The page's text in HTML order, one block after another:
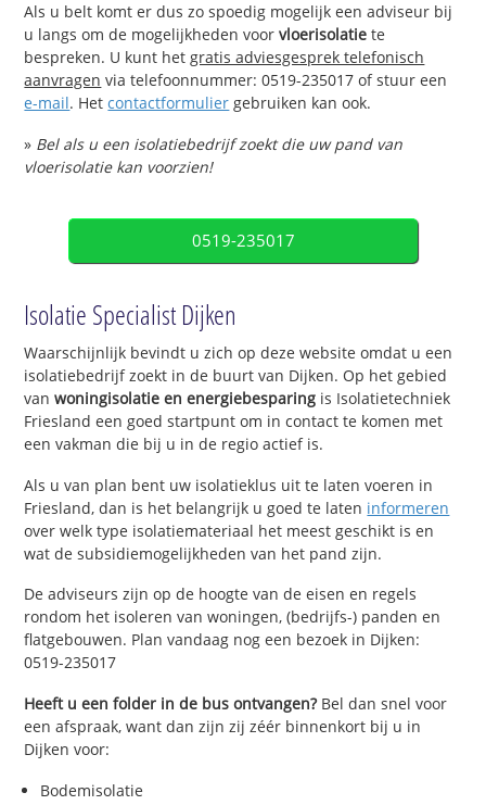
Als u belt komt er dus zo spoedig mogelijk een adviseur bij
u langs om de mogelijkheden voorvloerisolatie te
bespreken. U kunt hetgratis adviesgesprek telefonisch
aanvragen via telefoonnummer: 0519-235017 of stuur een
e-mail. Hetcontactformulier gebruiken kan ook.
» Bel als u een isolatiebedrijf zoekt die uw pand van
vloerisolatie kan voorzien!
0519-235017
Isolatie Specialist Dijken
Waarschijnlijk bevindt u zich op deze website omdat u een
isolatiebedrijf zoekt in de buurt van Dijken. Op het gebied
vanwoningisolatie en energiebesparing is Isolatietechniek
Friesland een goed startpunt om in contact te komen met
een vakman die bij u in de regio actief is.
Als u van plan bent uw isolatieklus uit te laten voeren in
Friesland, dan is het belangrijk u goed te laten informeren
over welk type isolatiemateriaal het meest geschikt is en
wat de subsidiemogelijkheden van het pand zijn.
De adviseurs zijn op de hoogte van de eisen en regels
rondom het isoleren van woningen, (bedrijfs-) panden en
flatgebouwen. Plan vandaag nog een bezoek in Dijken:
0519-235017
Heeft u een folder in de bus ontvangen?Bel dan snel voor
een afspraak, want dan zijn zij zéér binnenkort bij u in
Dijken voor:
Bodemisolatie